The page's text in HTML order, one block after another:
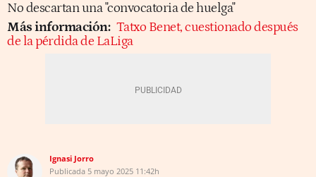
No descartan una "convocatoria de huelga"
Más información: Tatxo Benet, cuestionado después
de la pérdida de LaLiga
Ignasi Jorro
Publicada 5 mayo 2025 11:42h